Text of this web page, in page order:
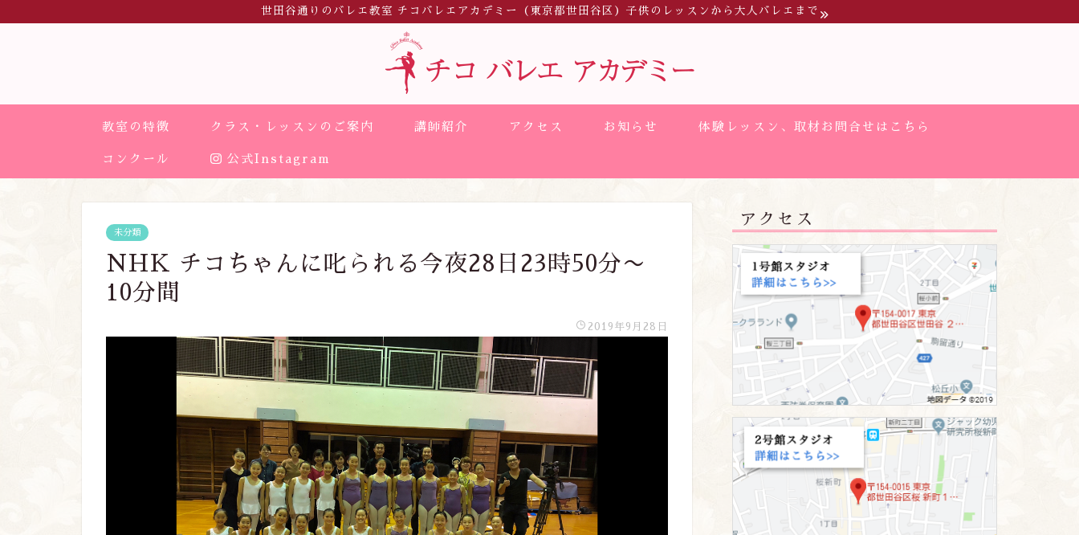
世田谷通りのバレエ教室 チコバレエアカデミー（東京都世田谷区）子供のレッスンから大人バレエまで
教室の特徴 クラス・レッスンのご案内 講師紹介 アクセス お知らせ 体験レッスン、取材お問合せはこちら
コンクール 公式Instagram
未分類
NHK チコちゃんに叱られる今夜28日23時50分〜
10分間
2019年9月28日
アクセス